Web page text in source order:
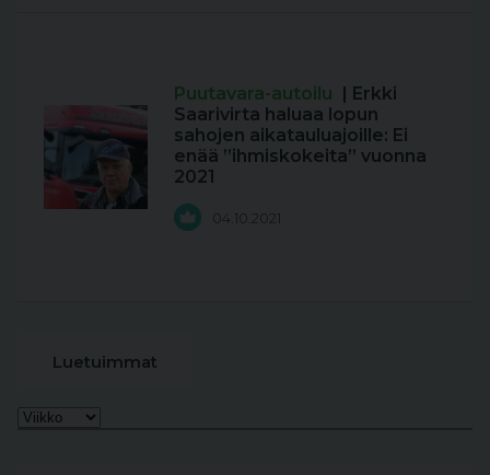
Puutavara-autoilu | Erkki
Saarivirta haluaa lopun
sahojen aikatauluajoille: Ei
enää ”ihmiskokeita” vuonna
2021
04.10.2021
Luetuimmat